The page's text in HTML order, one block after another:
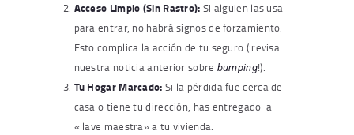
Acceso Limpio (Sin Rastro): Si alguien las usa
para entrar, no habrá signos de forzamiento.
Esto complica la acción de tu seguro (¡revisa
nuestra noticia anterior sobre bumping!).
Tu Hogar Marcado: Si la pérdida fue cerca de
casa o tiene tu dirección, has entregado la
«llave maestra» a tu vivienda.